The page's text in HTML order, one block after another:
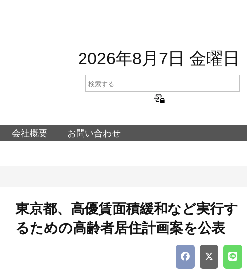
2026年8月7日 金曜日
会社概要 お問い合わせ
東京都、高優賃面積緩和など実行す
るための高齢者居住計画案を公表